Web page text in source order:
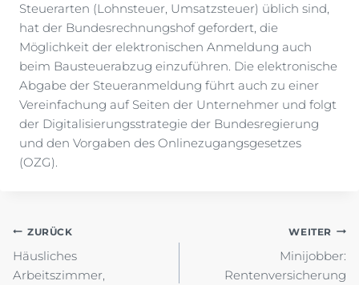
Steuerarten (Lohnsteuer, Umsatzsteuer) üblich sind,
hat der Bundesrechnungshof gefordert, die
Möglichkeit der elektronischen Anmeldung auch
beim Bausteuerabzug einzuführen. Die elektronische
Abgabe der Steueranmeldung führt auch zu einer
Vereinfachung auf Seiten der Unternehmer und folgt
der Digitalisierungsstrategie der Bundesregierung
und den Vorgaben des Onlinezugangsgesetzes
(OZG).
Beitragsnavigation
ZURÜCK
Häusliches
Arbeitszimmer,
WEITER
Minijobber:
Rentenversicherung